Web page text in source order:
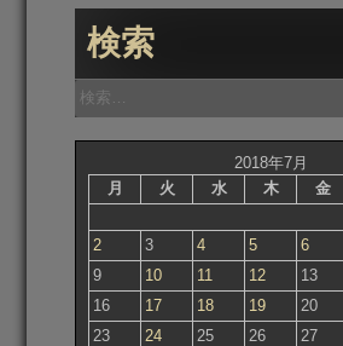
検索
検
索:
2018年7月
月
火 水 木 金
2
3 4 5 6
9
10 11 12 13
16
17 18 19 20
23
24 25 26 27